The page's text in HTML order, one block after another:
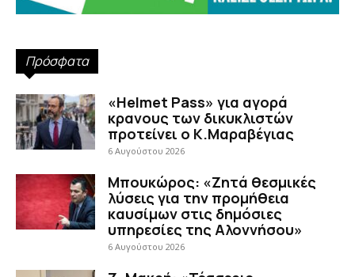
Πρόσφατα
«Helmet Pass» για αγορά
κρανους των δικυκλιστών
προτείνει ο Κ.Μαραβέγιας
6 Αυγούστου 2026
Μπουκώρος: «Ζητά θεσμικές
λύσεις για την προμήθεια
καυσίμων στις δημόσιες
υπηρεσίες της Αλοννήσου»
6 Αυγούστου 2026